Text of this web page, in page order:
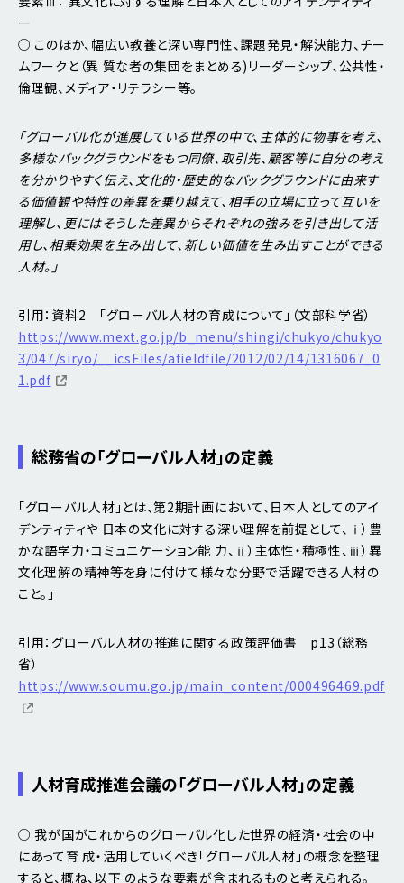
ー
○ このほか、幅広い教養と深い専門性、課題発見・解決能力、チー
ムワークと（異 質な者の集団をまとめる)リーダーシップ、公共性・
倫理観、メディア・リテラシー等。
「グローバル化が進展している世界の中で、主体的に物事を考え、
多様なバックグラウンドをもつ同僚、取引先、顧客等に自分の考え
を分かりやすく伝え、文化的・歴史的なバックグラウンドに由来す
る価値観や特性の差異を乗り越えて、相手の立場に立って互いを
理解し、更にはそうした差異からそれぞれの強みを引き出して活
用し、相乗効果を生み出して、新しい価値を生み出すことができる
人材。」
引用：資料2 「グローバル人材の育成について」（文部科学省）
https://www.mext.go.jp/b_menu/shingi/chukyo/chukyo
3/047/siryo/__icsFiles/afieldfile/2012/02/14/1316067_0
1.pdf
総務省の「グローバル人材」の定義
「グローバル人材」とは、第2期計画において、日本人としてのアイ
デンティティや 日本の文化に対する深い理解を前提として、ⅰ）豊
かな語学力・コミュニケーション能 力、ⅱ）主体性・積極性、ⅲ）異
文化理解の精神等を身に付けて様々な分野で活躍できる人材の
こと。」
引用：グローバル人材の推進に関する政策評価書 p13（総務
省）
https://www.soumu.go.jp/main_content/000496469.pdf
人材育成推進会議の「グローバル人材」の定義
○ 我が国がこれからのグローバル化した世界の経済・社会の中
にあって育 成・活用していくべき「グローバル人材」の概念を整理
すると、概ね、以下 のような要素が含まれるものと考えられる。